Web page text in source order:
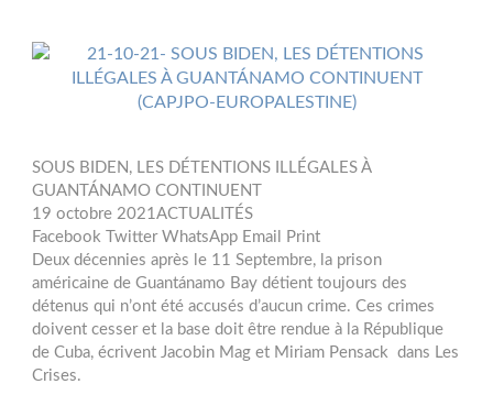
SOUS BIDEN, LES DÉTENTIONS ILLÉGALES À
GUANTÁNAMO CONTINUENT
19 octobre 2021ACTUALITÉS
Facebook Twitter WhatsApp Email Print
Deux décennies après le 11 Septembre, la prison
américaine de Guantánamo Bay détient toujours des
détenus qui n’ont été accusés d’aucun crime. Ces crimes
doivent cesser et la base doit être rendue à la République
de Cuba, écrivent Jacobin Mag et Miriam Pensack dans Les
Crises.